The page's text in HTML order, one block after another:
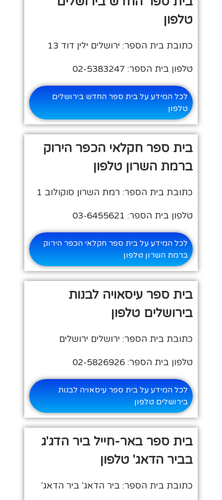
טלפון
כתובת בית הספר: ירושלים ילין דוד 13
טלפון בית הספר: 02-5383247
לכל המידע על בית ספר החדש בירושלים
טלפון
בית ספר חקלאי הכפר הירוק
ברמת השרון טלפון
כתובת בית הספר: רמת השרון סוקולוב 1
טלפון בית הספר: 03-6455621
לכל המידע על בית ספר חקלאי הכפר הירוק
ברמת השרון טלפון
בית ספר עיסאויה לבנות
בירושלים טלפון
כתובת בית הספר: ירושלים ירושלים
טלפון בית הספר: 02-5826926
לכל המידע על בית ספר עיסאויה לבנות
בירושלים טלפון
בית ספר באר-חייל ביר הדג'ג
בביר הדאג' טלפון
כתובת בית הספר: ביר הדאג' ביר הדאג'